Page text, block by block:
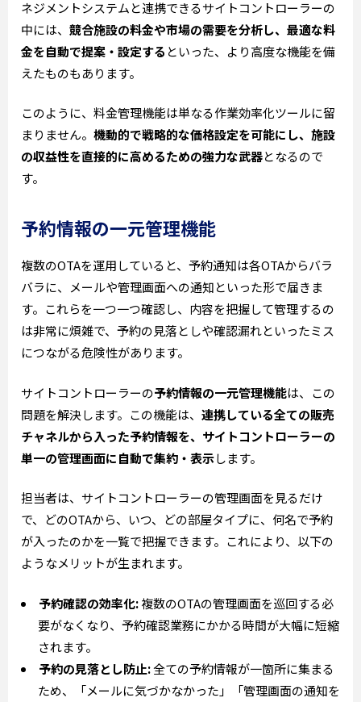
ネジメントシステムと連携できるサイトコントローラーの
中には、 競合施設の料金や市場の需要を分析し、最適な料
金を自動で提案・設定する といった、より高度な機能を備
えたものもあります。
このように、料金管理機能は単なる作業効率化ツールに留
まりません。 機動的で戦略的な価格設定を可能にし、施設
の収益性を直接的に高めるための強力な武器となるので
す。
予約情報の一元管理機能
複数のOTAを運用していると、予約通知は各OTAからバラ
バラに、メールや管理画面への通知といった形で届きま
す。これらを一つ一つ確認し、内容を把握して管理するの
は非常に煩雑で、予約の見落としや確認漏れといったミス
につながる危険性があります。
サイトコントローラーの予約情報の一元管理機能は、この
問題を解決します。この機能は、 連携している全ての販売
チャネルから入った予約情報を、サイトコントローラーの
単一の管理画面に自動で集約・表示します。
担当者は、サイトコントローラーの管理画面を見るだけ
で、どのOTAから、いつ、どの部屋タイプに、何名で予約
が入ったのかを一覧で把握できます。これにより、以下の
ようなメリットが生まれます。
予約確認の効率化:複数のOTAの管理画面を巡回する必
要がなくなり、予約確認業務にかかる時間が大幅に短縮
されます。
予約の見落とし防止:全ての予約情報が一箇所に集まる
ため、「メールに気づかなかった」「管理画面の通知を